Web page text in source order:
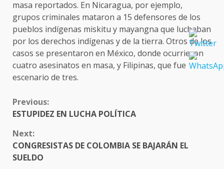
masa reportados. En Nicaragua, por ejemplo,
grupos criminales mataron a 15 defensores de los
pueblos indígenas miskitu y mayangna que luchaban
por los derechos indígenas y de la tierra. Otros de los
casos se presentaron en México, donde ocurrieron
cuatro asesinatos en masa, y Filipinas, que fue
escenario de tres.
CONTINUE
READING
Previous:
ESTUPIDEZ EN LUCHA POLÍTICA
Next:
CONGRESISTAS DE COLOMBIA SE BAJARÁN EL
SUELDO